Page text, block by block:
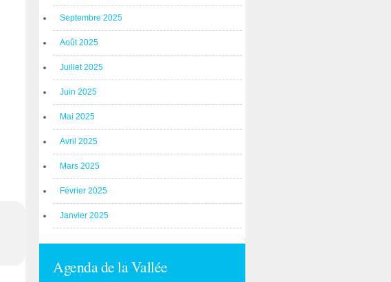
Septembre 2025
Août 2025
Juillet 2025
Juin 2025
Mai 2025
Avril 2025
Mars 2025
Février 2025
Janvier 2025
Agenda de la Vallée